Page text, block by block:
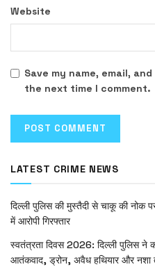
Website
Save my name, email,
the next time I comment.
LATEST CRIME NEWS
दिल्ली पुलिस की मुस्तैदी से चाकू की नोक
में आरोपी गिरफ्तार
स्वतंत्रता दिवस 2026: दिल्ली पुलिस ने
आतंकवाद, ड्रोन, अवैध हथियार और नशा